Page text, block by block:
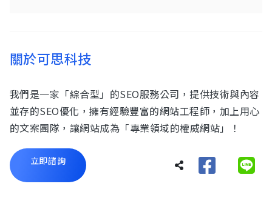
關於可思科技
我們是一家「綜合型」的SEO服務公司，提供技術與內容
並存的SEO優化，擁有經驗豐富的網站工程師，加上用心
的文案團隊，讓網站成為「專業領域的權威網站」！
立即諮詢